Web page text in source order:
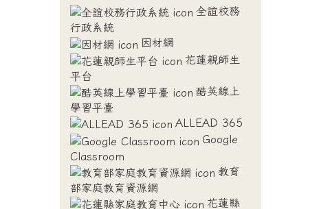
全誼校務
行政系統
因材網
花蓮親師生
平台
酷英線上
學習平臺
ALLEAD 365
Google
Classroom
教育
部家庭教育資源網
花蓮縣